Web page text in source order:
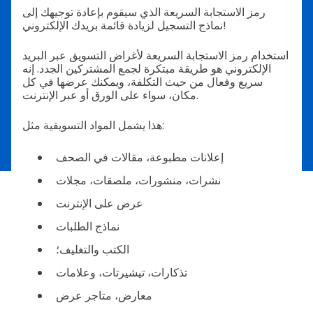
رمز الاستجابة السريعة الذي سيقوم بإعادة توجيهك إلى
نماذج التسجيل لزيادة قائمة بريدك الإلكتروني!
استخدام رمز الاستجابة السريعة لأغراض التسويق عبر البريد
الإلكتروني هو طريقة مبتكرة لجمع المشتركين الجدد. إنه
سريع وفعال من حيث التكلفة، ويمكنك عرضها في كل
مكان، سواء على الورق أو عبر الإنترنت.
هذا يشمل المواد التسويقية مثل:
إعلانات مطبوعة، مقالات في الصحف
نشرات، منشورات، ملصقات، مجلات
عرض على الإنترنت
نماذج الطلبات
الكتب والتغليف؛
تذكارات، تيشيرتات، وعلامات
معارض، متاجر عرض